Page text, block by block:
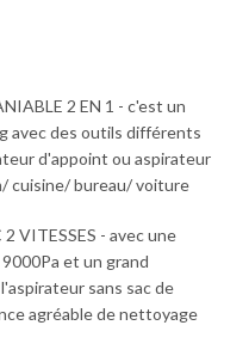
2 EN 1 - c'est un
avec des outils différents
d'appoint ou aspirateur
cuisine/ bureau/ voiture
VITESSES - avec une
et un grand
sans sac de
agréable de nettoyage